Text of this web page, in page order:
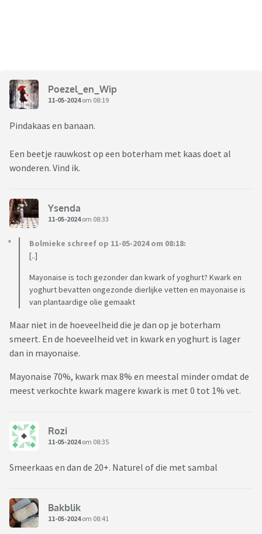
Poezel_en_Wip
11-05-2024om 08:19
Pindakaas en banaan.
Een beetje rauwkost op een boterham met kaas doet al
wonderen. Vind ik.
Ysenda
11-05-2024om 08:33
Bolmieke schreef op 11-05-2024 om 08:18:
[..]
Mayonaise is toch gezonder dan kwark of yoghurt? Kwark en
yoghurt bevatten ongezonde dierlijke vetten en mayonaise is
van plantaardige olie gemaakt
Maar niet in de hoeveelheid die je dan op je boterham
smeert. En de hoeveelheid vet in kwark en yoghurt is lager
dan in mayonaise.
Mayonaise 70%, kwark max 8% en meestal minder omdat de
meest verkochte kwark magere kwark is met 0 tot 1% vet.
Rozi
11-05-2024om 08:35
Smeerkaas en dan de 20+. Naturel of die met sambal
Bakblik
11-05-2024om 08:41